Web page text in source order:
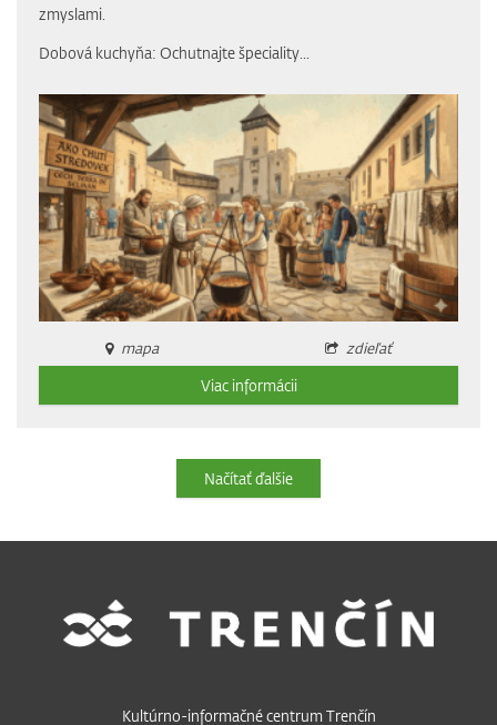
zmyslami.
Dobová kuchyňa: Ochutnajte špeciality...
mapa
zdieľať
Viac informácii
Načítať ďalšie
Kultúrno-informačné centrum Trenčín